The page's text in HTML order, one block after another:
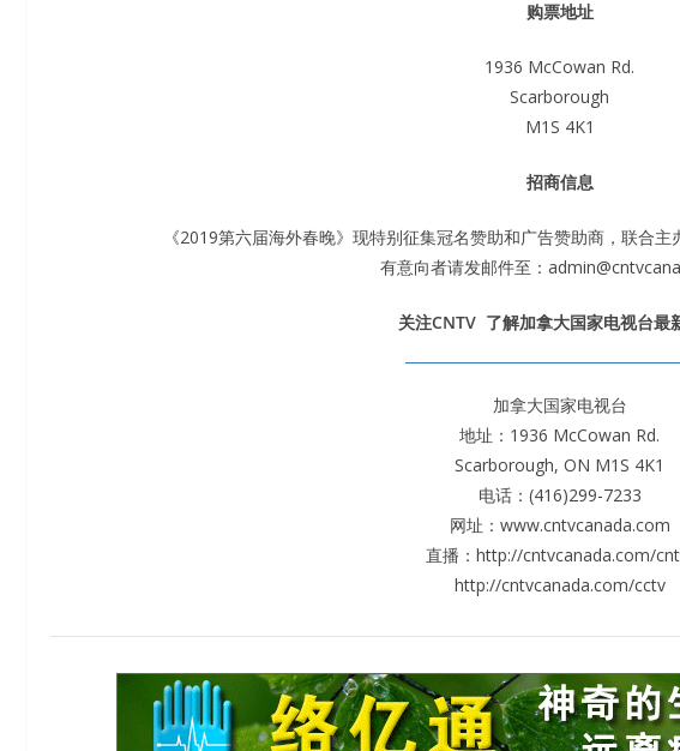
购票地址
1936 McCowan Rd.
Scarborough
M1S 4K1
招商信息
《2019第六届海外春晚》现特别征集冠名赞助和广告赞助商，联合主
有意向者请发邮件至：
关注CNTV 了解加拿大国家电视台最
加拿大国家电视台
地址：1936 McCowan Rd.
Scarborough, ON M1S 4K1
电话：(416)299-7233
网址：www.cntvcanada.com
直播：http://cntvcanada.com/
http://cntvcanada.com/cctv